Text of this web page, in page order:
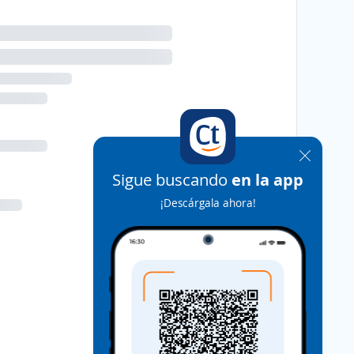
Sigue buscando en la app
¡Descárgala ahora!